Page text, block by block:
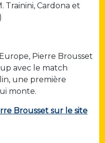
Trainini, Cardona et
Pierre Brousset
avec le match
une première
monte.
Brousset sur le site